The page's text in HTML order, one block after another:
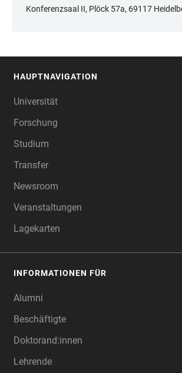
Konferenzsaal II, Plöck 57a, 69117
HAUPTNAVIGATION
Universität
Forschung
Studium
Transfer
Newsroom
Veranstaltungen
Lagekarten
INFORMATIONEN FÜR
Alumni
Beschäftigte
Doktorand:innen
Lehrende